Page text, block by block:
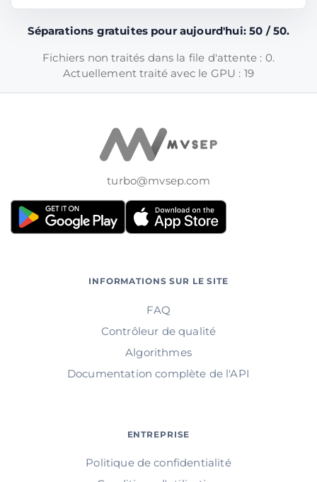
Séparations gratuites pour aujourd'hui: 50 / 50.
Fichiers non traités dans la file d'attente : 0.
Actuellement traité avec le GPU : 19
turbo@mvsep.com
INFORMATIONS SUR LE SITE
FAQ
Contrôleur de qualité
Algorithmes
Documentation complète de l'API
ENTREPRISE
Politique de confidentialité